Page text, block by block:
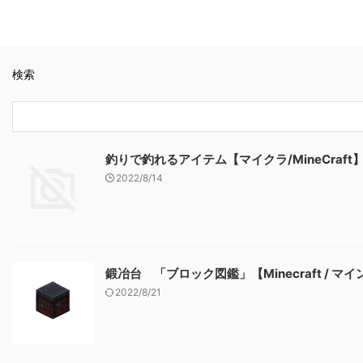
検索
釣りで釣れるアイテム【マイクラ/MineCraft】
2022/8/14
鍛冶台 「ブロック図鑑」【Minecraft / マイン
2022/8/21